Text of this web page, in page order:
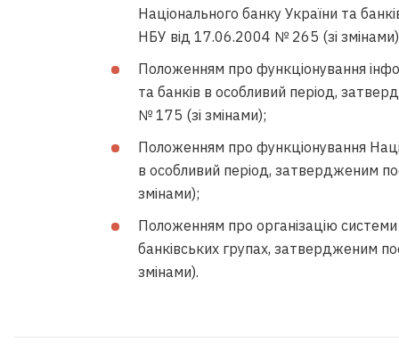
Національного банку України та
НБУ від 17.06.2004 № 265 (зі
Положенням про функціонування
та банків в особливий період,
№ 175 (зі змінами);
Положенням про функціонування
в особливий період, затвердженим
змінами);
Положенням про організацію
банківських групах, затвердженим
змінами).